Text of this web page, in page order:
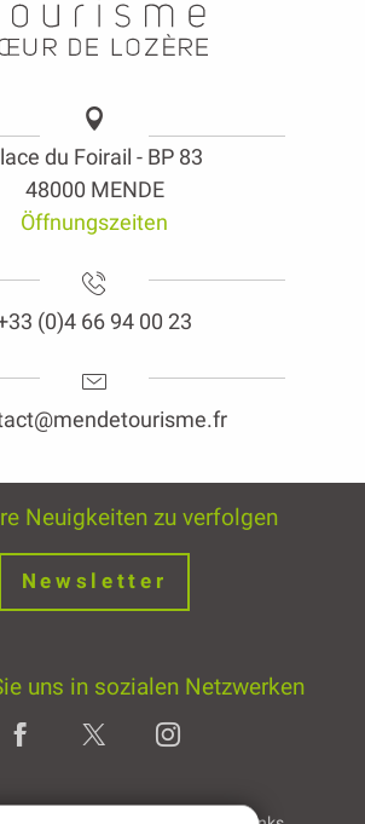
du Foirail - BP 83
48000 MENDE
Öffnungszeiten
(0)4 66 94 00 23
Neuigkeiten zu verfolgen
Newsletter
uns in sozialen Netzwerken